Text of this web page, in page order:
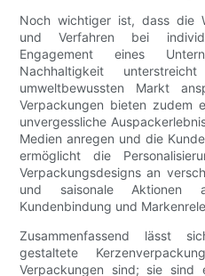
Noch wichtiger ist, dass die
und Verfahren bei
Engagement eines
Nachhaltigkeit
umweltbewussten Markt
Verpackungen bieten zudem
unvergessliche
Medien anregen und die
ermöglicht die
Verpackungsdesigns an
und saisonale Aktionen
Kundenbindung und
Zusammenfassend lässt
gestaltete
Verpackungen sind; sie sind